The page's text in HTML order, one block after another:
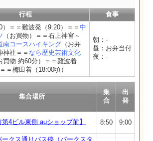
行程 食事
）＝＝難波発（9:20）＝＝ 中
（お買物）＝＝石上神宮～
南コースハイキング （お弁
神社＝＝ なら歴史芸術文化
買物 約60分）＝＝難波着
＝梅田着（18:00頃）
朝：-
昼：お弁当付
夜：-
集合場所
集
合
出
発
第4ビル東側 auショップ前】 8:50 9:00
ークス通りバス停（パークスタ